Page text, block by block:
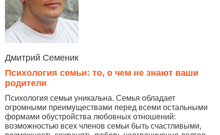
Дмитрий Семеник
Психология семьи: то, о чем не знают ваши
родители
Психология семьи уникальна. Семья обладает
огромными преимуществами перед всеми остальными
формами обустройства любовных отношений:
возможностью всех членов семьи быть счастливыми,